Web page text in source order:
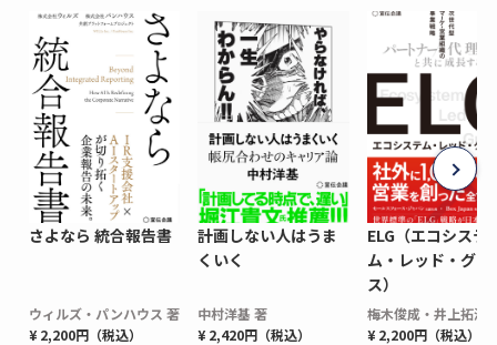
さよなら 統合報告書
ウィルズ・パンハウス 著
¥ 2,200円（税込）
計画しない人はうま
くいく
中村洋基 著
¥ 2,420円（税込）
ELG（エコシステ
ム・レッド・グロ
ス）
梅木俊成・井上拓海
¥ 2,200円（税込）